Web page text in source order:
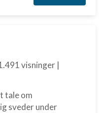
visninger |
tale om
sveder under